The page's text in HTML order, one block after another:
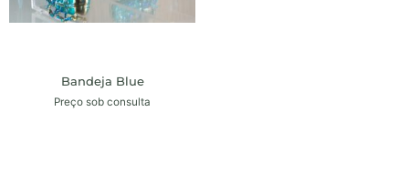
Bandeja Blue
Preço sob consulta